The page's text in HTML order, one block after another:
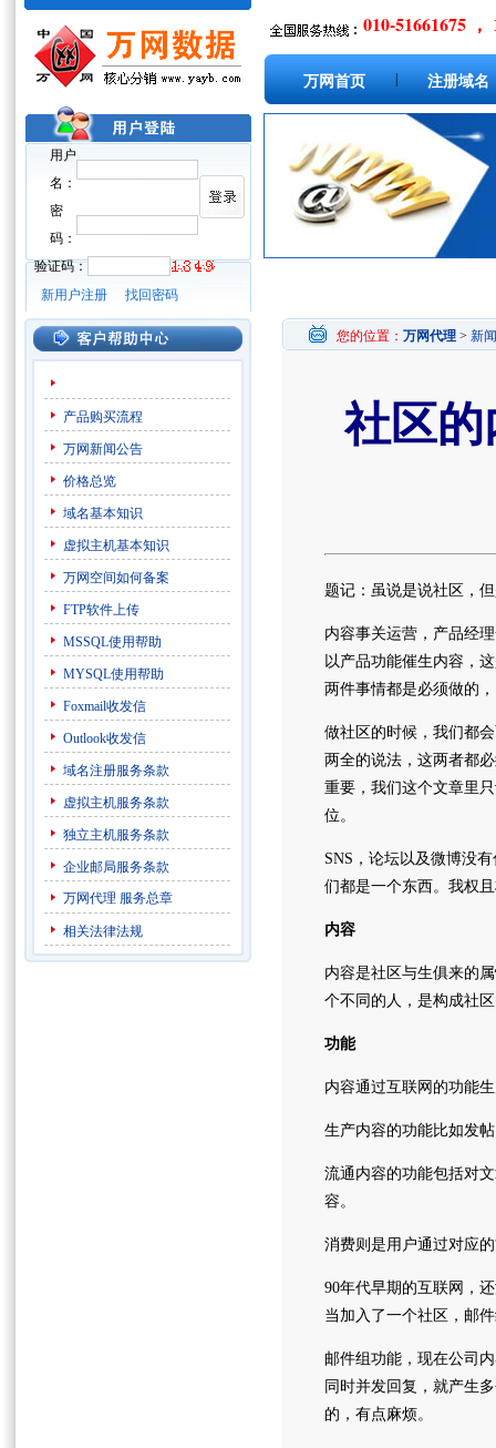
用户
名：
密
码：
验证码：
新用户注册
找回密码
010-51661675 ，
万网首页 注册域名
产品购买流程
万网新闻公告
价格总览
域名基本知识
虚拟主机基本知识
万网空间如何备案
FTP软件上传
MSSQL使用帮助
MYSQL使用帮助
Foxmail收发信
Outlook收发信
域名注册服务条款
虚拟主机服务条款
独立主机服务条款
企业邮局服务条款
万网代理 服务总章
相关法律法规
您的位置： 万网代理 > 新
社区
题记：虽说是说社区，
内容事关运营，产品经
以产品功能催生内容，
两件事情都是必须做的
做社区的时候，我们都
两全的说法，这两者都
重要，我们这个文章里
位。
SNS，论坛以及微博没
们都是一个东西。我权
内容
内容是社区与生俱来的
个不同的人，是构成社
功能
内容通过互联网的功能
生产内容的功能比如发
流通内容的功能包括对
容。
消费则是用户通过对应
90年代早期的互联网，
当加入了一个社区，邮
邮件组功能，现在公司
同时并发回复，就产生
的，有点麻烦。